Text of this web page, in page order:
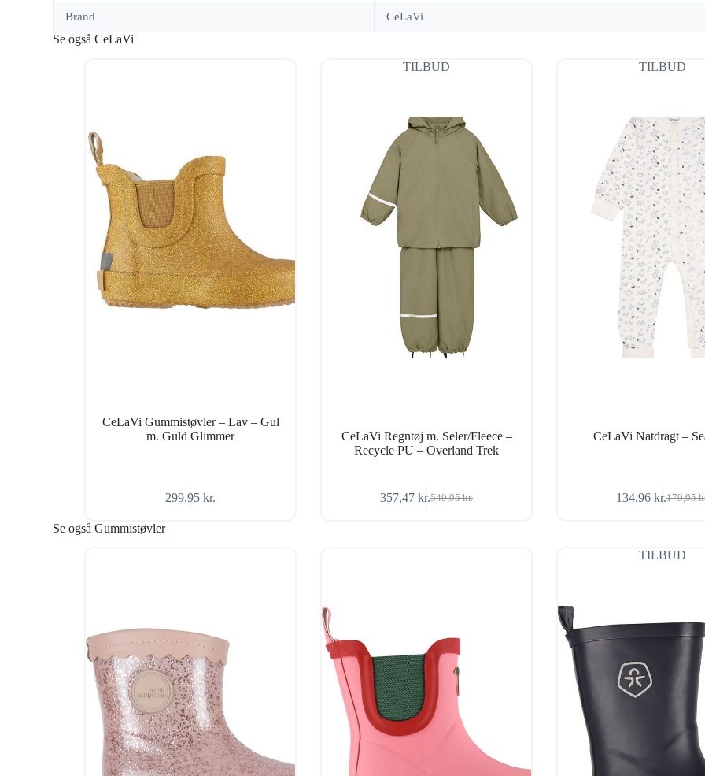
Brand CeLaVi
Se også CeLaVi
CeLaVi Gummistøvler – Lav – Gul
m. Guld Glimmer
299,95kr.
TILBUD
CeLaVi Regntøj m. Seler/Fleece –
Recycle PU – Overland Trek
549,95kr.
Den
357,47kr.Den
TILBUD
CeLaVi Natdragt –
179,95
Den
179,95
134,96 kr.Den
134,96
Se også Gummistøvler
TILBUD